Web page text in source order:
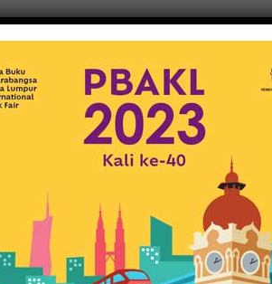
Buku-Buku
MEDIA NUSANTARA